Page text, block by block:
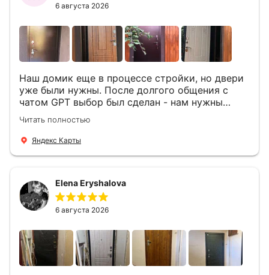
6 августа 2026
Наш домик еще в процессе стройки, но двери
уже были нужны. После долгого общения с
чатом GPT выбор был сделан - нам нужны
двери Аргус Термо Композит, которые нашлись
в компании ДвериОпт . Менеджер Филипп
ответил на все вопросы, посчитал стоимость и
установили две двери, ответили на все
вопросы . Выполненной работой мы довольны.
Огромная всем благодарность!
Читать полностью
Яндекс Карты
Elena Eryshalova
6 августа 2026